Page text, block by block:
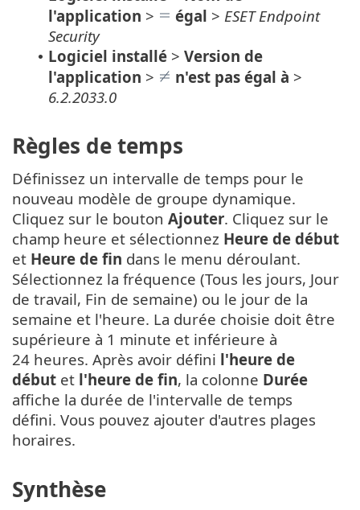
l'application > égal > ESET Endpoint
Security
• Logiciel installé > Version de
l'application > n'est pas égal à >
6.2.2033.0
Règles de temps
Définissez un intervalle de temps pour le
nouveau modèle de groupe dynamique.
Cliquez sur le bouton Ajouter. Cliquez sur le
champ heure et sélectionnez Heure de début
et Heure de fin dans le menu déroulant.
Sélectionnez la fréquence (Tous les jours, Jour
de travail, Fin de semaine) ou le jour de la
semaine et l'heure. La durée choisie doit être
supérieure à 1 minute et inférieure à
24 heures. Après avoir défini l'heure de
début et l'heure de fin, la colonne Durée
affiche la durée de l'intervalle de temps
défini. Vous pouvez ajouter d'autres plages
horaires.
Synthèse